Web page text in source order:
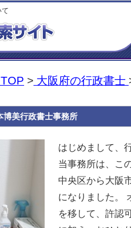
て
> 大阪府の行政書士
博美行政書士事務所
はじめまして、
当事務所は、こ
中央区から大阪
になりました。
を移して、許認